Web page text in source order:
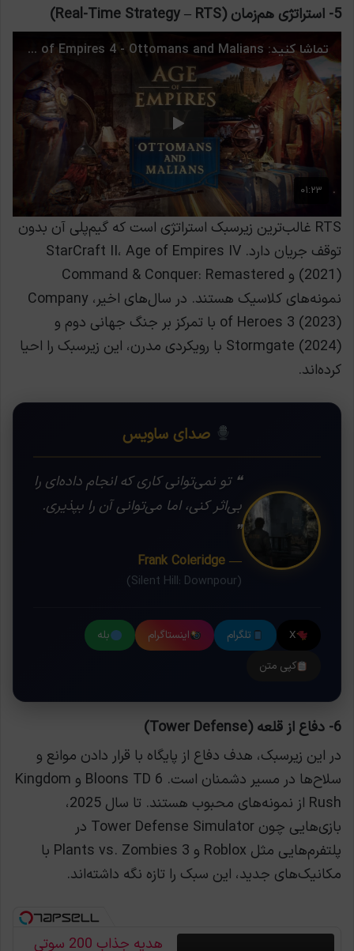
5- استراتژی هم‌زمان (Real-Time Strategy – RTS)
RTS غالب‌ترین زیرسبک استراتژی است که گیم‌پلی آن بدون
توقف جریان دارد. StarCraft II، Age of Empires IV
(2021) و Command & Conquer: Remastered
نمونه‌های کلاسیک هستند. در سال‌های اخیر، Company
of Heroes 3 (2023) با تمرکز بر جنگ جهانی دوم و
Stormgate (2024) با رویکردی مدرن، این زیرسبک را احیا
کرده‌اند.
صدای ساویس
❝ تو نمی‌توانی کاری که انجام داده‌ای را
بی‌اثر کنی، اما می‌توانی آن را بپذیری.
❞
— Frank Coleridge
(Silent Hill: Downpour)
X تلگرام اینستاگرام
بله
کپی متن
6- دفاع از قلعه (Tower Defense)
در این زیرسبک، هدف دفاع از پایگاه با قرار دادن موانع و
سلاح‌ها در مسیر دشمنان است. Bloons TD 6 و Kingdom
Rush از نمونه‌های محبوب هستند. تا سال 2025،
بازی‌هایی چون Tower Defense Simulator در
پلتفرم‌هایی مثل Roblox و Plants vs. Zombies 3 با
مکانیک‌های جدید، این سبک را تازه نگه داشته‌اند.
هدیه جذاب 200 سوتی